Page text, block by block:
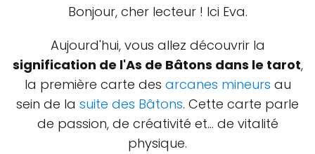
Bonjour, cher lecteur ! Ici Eva.
Aujourd'hui, vous allez découvrir la
signification de l'As de Bâtons dans le tarot,
la première carte des arcanes mineurs au
sein de la suite des Bâtons. Cette carte parle
de passion, de créativité et… de vitalité
physique.